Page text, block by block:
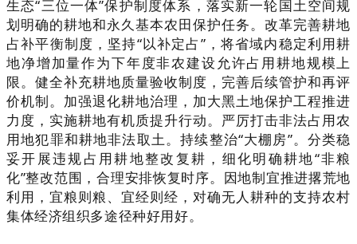
生态“三位一体”保护制度体系，落实新一轮国土空间规
划明确的耕地和永久基本农田保护任务。改革完善耕地
占补平衡制度，坚持“以补定占”，将省域内稳定利用耕
地净增加量作为下年度非农建设允许占用耕地规模上
限。健全补充耕地质量验收制度，完善后续管护和再评
价机制。加强退化耕地治理，加大黑土地保护工程推进
力度，实施耕地有机质提升行动。严厉打击非法占用农
用地犯罪和耕地非法取土。持续整治“大棚房”。分类稳
妥开展违规占用耕地整改复耕，细化明确耕地“非粮
化”整改范围，合理安排恢复时序。因地制宜推进撂荒地
利用，宜粮则粮、宜经则经，对确无人耕种的支持农村
集体经济组织多途径种好用好。